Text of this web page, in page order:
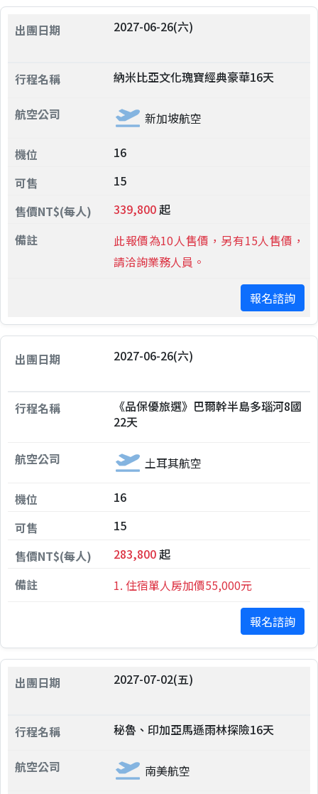
2027-06-26(六)
納米比亞文化瑰寶經典豪華16天
新加坡航空
16
15
339,800起
此報價為10人售價，另有15人售價，
請洽詢業務人員。
報名諮詢
2027-06-26(六)
《品保優旅選》巴爾幹半島多瑙河8國
22天
土耳其航空
16
15
283,800起
1. 住宿單人房加價55,000元
報名諮詢
2027-07-02(五)
秘魯、印加亞馬遜雨林探險16天
南美航空